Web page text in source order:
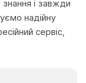
і завжди
надійну
сервіс,